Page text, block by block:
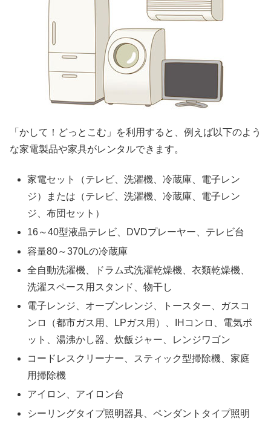
「かして！どっとこむ」を利用すると、例えば以下のよう
な家電製品や家具がレンタルできます。
家電セット（テレビ、洗濯機、冷蔵庫、電子レン
ジ）または（テレビ、洗濯機、冷蔵庫、電子レン
ジ、布団セット）
16～40型液晶テレビ、DVDプレーヤー、テレビ台
容量80～370Lの冷蔵庫
全自動洗濯機、ドラム式洗濯乾燥機、衣類乾燥機、
洗濯スペース用スタンド、物干し
電子レンジ、オーブンレンジ、トースター、ガスコ
ンロ（都市ガス用、LPガス用）、IHコンロ、電気ポ
ット、湯沸かし器、炊飯ジャー、レンジワゴン
コードレスクリーナー、スティック型掃除機、家庭
用掃除機
アイロン、アイロン台
シーリングタイプ照明器具、ペンダントタイプ照明